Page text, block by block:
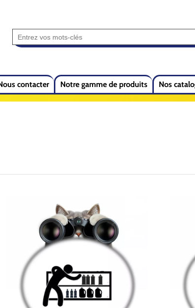
contacter Notre gamme de produits Nos